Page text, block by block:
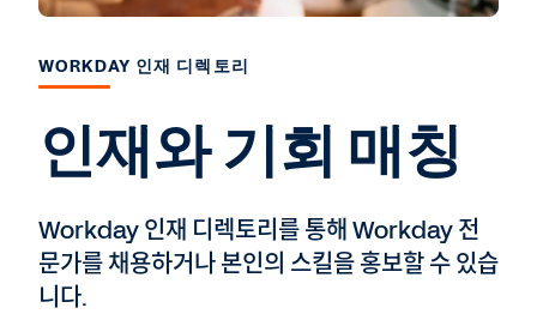
WORKDAY 인재 디렉토리
인재와 기회 매칭
Workday 인재 디렉토리를 통해 Workday 전
문가를 채용하거나 본인의 스킬을 홍보할 수 있습
니다.